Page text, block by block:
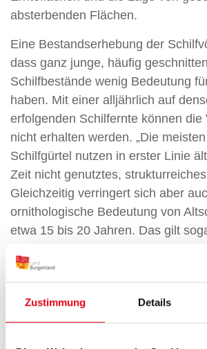
Zustimmung Details
absterbenden Flächen.
Eine Bestandserhebung der
dass ganz junge, häufig
Schilfbestände wenig Bedeutung
haben. Mit einer alljährlich auf
erfolgenden Schilfernte können die
nicht erhalten werden. „Die
Schilfgürtel nutzen in erster Linie
Zeit nicht genutztes,
Gleichzeitig verringert sich aber
ornithologische Bedeutung von
etwa 15 bis 20 Jahren. Das gilt
den Mariskensänger und das
erklärt Michael Dvorak,
Birdlife Österreich. „Eine
des Schilfgürtels hätte für den